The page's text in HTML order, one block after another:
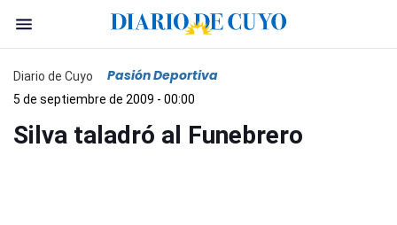
Diario de Cuyo Pasión Deportiva
5 de septiembre de 2009 - 00:00
Silva taladró al Funebrero